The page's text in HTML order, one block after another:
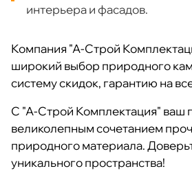
интерьера и фасадов.
Компания "А-Строй
широкий выбор природного
систему скидок, гарантию на
С "А-Строй Комплектация" ваш
великолепным сочетанием
природного материала.
уникального пространства!